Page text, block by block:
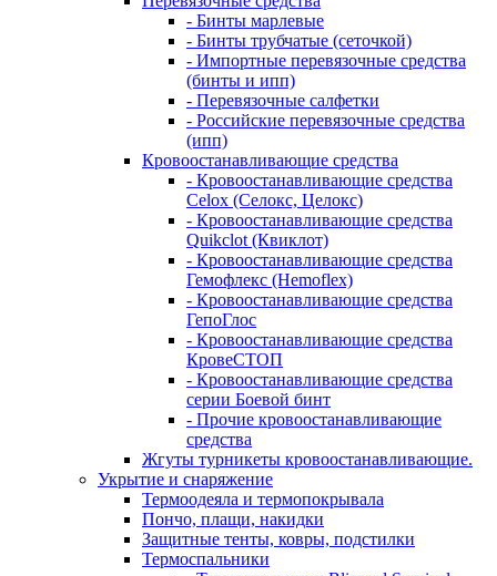
- Бинты марлевые
- Бинты трубчатые (сеточкой)
- Импортные перевязочные средства
(бинты и ипп)
- Перевязочные салфетки
- Российские перевязочные средства
(ипп)
Кровоостанавливающие средства
- Кровоостанавливающие средства
Celox (Селокс, Целокс)
- Кровоостанавливающие средства
Quikclot (Квиклот)
- Кровоостанавливающие средства
Гемофлекс (Hemoflex)
- Кровоостанавливающие средства
ГепоГлос
- Кровоостанавливающие средства
КровеСТОП
- Кровоостанавливающие средства
серии Боевой бинт
- Прочие кровоостанавливающие
средства
Жгуты турникеты кровоостанавливающие.
Укрытие и снаряжение
Термоодеяла и термопокрывала
Пончо, плащи, накидки
Защитные тенты, ковры, подстилки
Термоспальники